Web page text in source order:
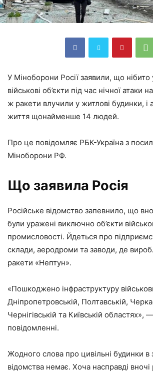
У Міноборони Росії заявили, що
військові об’єкти під час нічної атаки
ж ракети влучили у житлові будинки, і
життя щонайменше 14 людей.
Про це повідомляє РБК-Україна з
Міноборони РФ.
Що заявила Росія
Російське відомство запевнило, що
були уражені виключно об’єкти
промисловості. Йдеться про
склади, аеродроми та заводи, де
ракети «Нептун».
«Пошкоджено інфраструктуру
Дніпропетровській, Полтавській,
Чернігівській та Київській областях»,
повідомленні.
Жодного слова про цивільні будинки в
відомства немає. Хоча насправді